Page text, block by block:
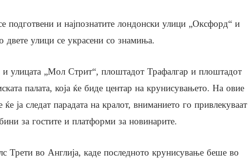
подготвени и најпознатите лондонски улици „Оксфорд“ и
двете улици се украсени со знамиња.
и улицата „Мол Стрит“, плоштадот Трафалгар и плоштадот
палата, која ќе биде центар на крунисувањето. На овие
ја следат парадата на кралот, вниманието го привлекуваат
за гостите и платформи за новинарите.
Трети во Англија, каде последното крунисување беше во